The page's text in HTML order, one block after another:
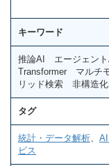
キーワード
推論AI エージェン
Transformer マル
リッド検索 非構造化
タグ
統計・データ解析
ビス